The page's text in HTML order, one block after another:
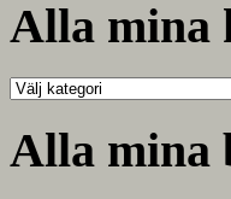
Alla mina
Alla
kategorier
Alla mina